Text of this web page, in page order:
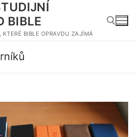
BIBLE
KTERÉ BIBLE OPRAVDU ZAJÍMÁ